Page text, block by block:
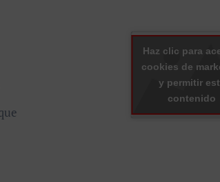
Haz clic para
cookies de
y permitir
contenido